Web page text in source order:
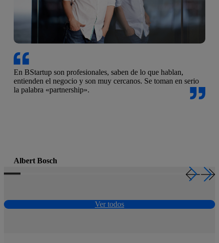
En BStartup son profesionales, saben de lo que hablan,
entienden el negocio y son muy cercanos. Se toman en serio
la palabra «partnership».
Albert Bosch
CEO Housfy
Ver todos